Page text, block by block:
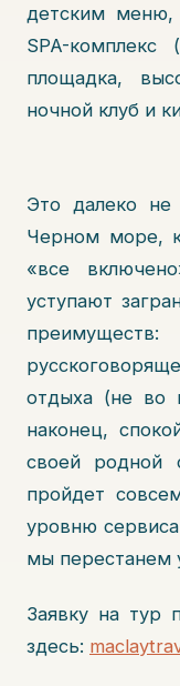
детским меню,
SPA-комплекс
площадка,
ночной клуб и
Это далеко
Черном море,
«все
уступают
отдыха (не во
наконец,
своей родной
пройдет
уровню
мы перестанем
Заявку на тур
здесь: